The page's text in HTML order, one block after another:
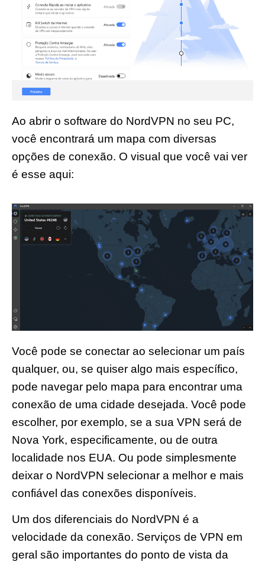
Ao abrir o software do NordVPN no seu PC,
você encontrará um mapa com diversas
opções de conexão. O visual que você vai ver
é esse aqui:
Você pode se conectar ao selecionar um país
qualquer, ou, se quiser algo mais específico,
pode navegar pelo mapa para encontrar uma
conexão de uma cidade desejada. Você pode
escolher, por exemplo, se a sua VPN será de
Nova York, especificamente, ou de outra
localidade nos EUA. Ou pode simplesmente
deixar o NordVPN selecionar a melhor e mais
confiável das conexões disponíveis.
Um dos diferenciais do NordVPN é a
velocidade da conexão. Serviços de VPN em
geral são importantes do ponto de vista da